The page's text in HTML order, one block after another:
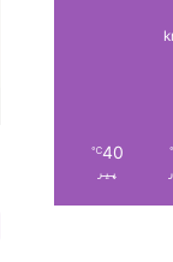
40
℃
پیر